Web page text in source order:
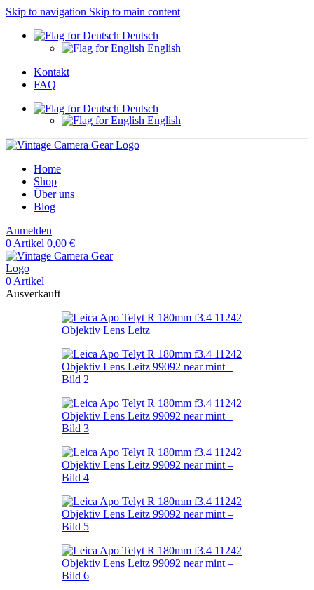
Skip to navigation Skip to main content
Deutsch
English
Kontakt
FAQ
Deutsch
English
Home
Shop
Über uns
Blog
Anmelden
0 Artikel 0,00 €
0 Artikel
Ausverkauft